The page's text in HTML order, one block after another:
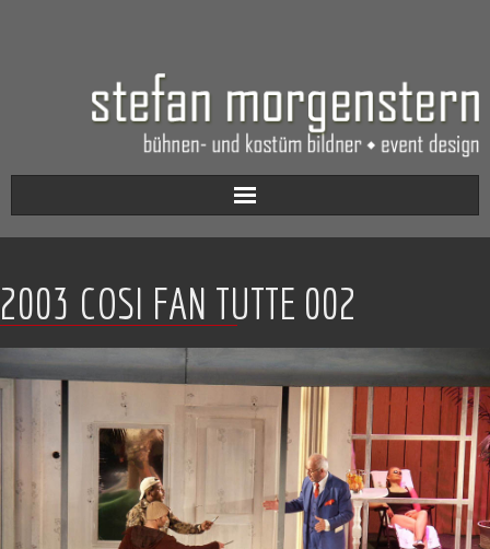
Aktuell
Werkverzeichnis
Biografie
Kontakt
2003 COSI FAN TUTTE 002